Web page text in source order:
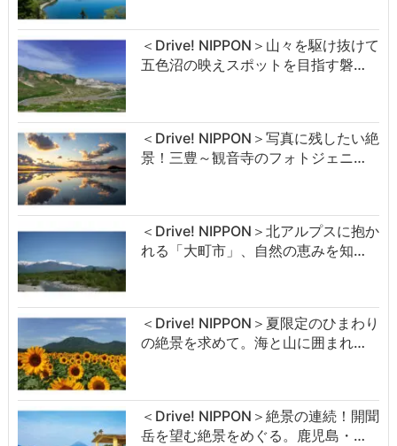
＜Drive! NIPPON＞山々を駆け抜けて
五色沼の映えスポットを目指す磐…
＜Drive! NIPPON＞写真に残したい絶
景！三豊～観音寺のフォトジェニ…
＜Drive! NIPPON＞北アルプスに抱か
れる「大町市」、自然の恵みを知…
＜Drive! NIPPON＞夏限定のひまわり
の絶景を求めて。海と山に囲まれ…
＜Drive! NIPPON＞絶景の連続！開聞
岳を望む絶景をめぐる。鹿児島・…